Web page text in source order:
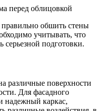
перед облицовкой
правильно обшить стены
учитывать, что
серьезной подготовки.
различные поверхности
Для фасадного
надежный каркас,